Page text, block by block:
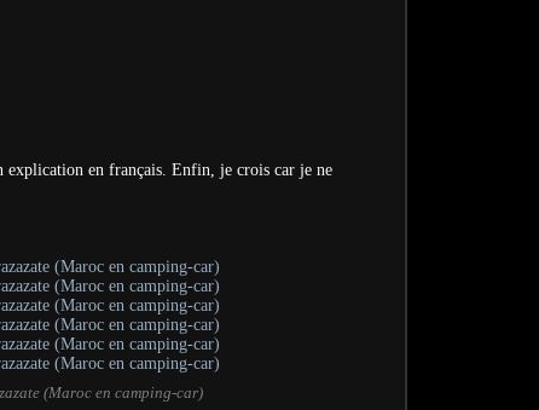
explication en français. Enfin, je crois car je ne
(Maroc en camping-car)